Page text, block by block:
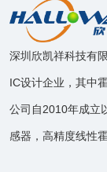
深圳欣凯祥科技有
IC设计企业，其中
公司自2010年成立
感器，高精度线性